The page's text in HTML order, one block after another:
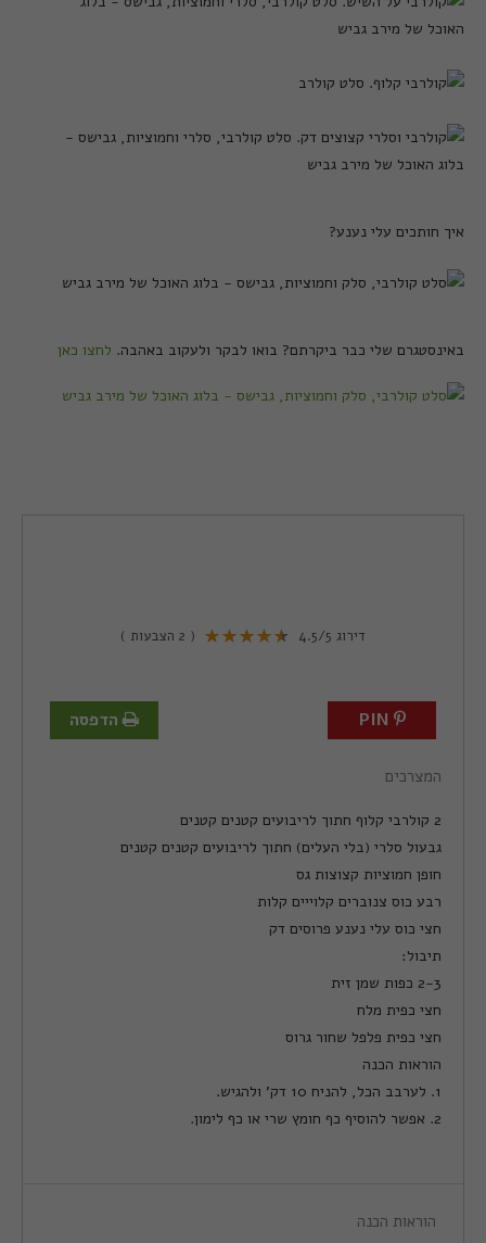
איך חותכים עלי נענע?
באינסטגרם שלי כבר ביקרתם? בואו לבקר ולעקוב באהבה. לחצו כאן
דירוג 4.5/5
(
2 הצבעות )
הדפסה
המצרכים
2 קולרבי קלוף חתוך לריבועים קטנים קטנים
גבעול סלרי (בלי העלים) חתוך לריבועים קטנים קטנים
חופן חמוציות קצוצות גס
רבע כוס צנוברים קלוייים קלות
חצי כוס עלי נענע פרוסים דק
תיבול:
2-3 כפות שמן זית
חצי כפית מלח
חצי כפית פלפל שחור גרוס
הוראות הכנה
1. לערבב הכל, להניח 10 דק' ולהגיש.
2. אפשר להוסיף כף חומץ שרי או כף לימון.
הוראות הכנה